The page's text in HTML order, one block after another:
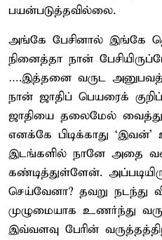
பயன்படுத்தவில்லை.
அங்கே பேசினால் இங்கே
நினைத்தா நான்
….இத்தனை வருட
நான் ஜாதிப் பெயரைக்
ஜாதியை தலைமேல்
எனக்கே பிடிக்காது
இடங்களில் நானே அதை
கண்டித்துள்ளேன்.
செய்வேனா? தவறு நடந்து
முழுமையாக உணர்ந்து
இவ்வளவு பேரின்